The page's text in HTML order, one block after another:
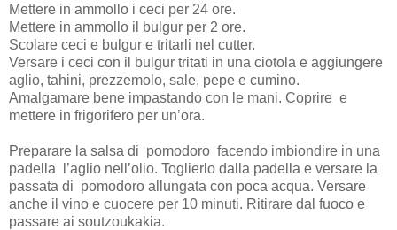
Mettere in ammollo i ceci per 24 ore.
Mettere in ammollo il bulgur per 2 ore.
Scolare ceci e bulgur e tritarli nel cutter.
Versare i ceci con il bulgur tritati in una ciotola e aggiungere
aglio, tahini, prezzemolo, sale, pepe e cumino.
Amalgamare bene impastando con le mani. Coprire e
mettere in frigorifero per un’ora.
Preparare la salsa di pomodoro facendo imbiondire in una
padella l’aglio nell’olio. Toglierlo dalla padella e versare la
passata di pomodoro allungata con poca acqua. Versare
anche il vino e cuocere per 10 minuti. Ritirare dal fuoco e
passare ai soutzoukakia.